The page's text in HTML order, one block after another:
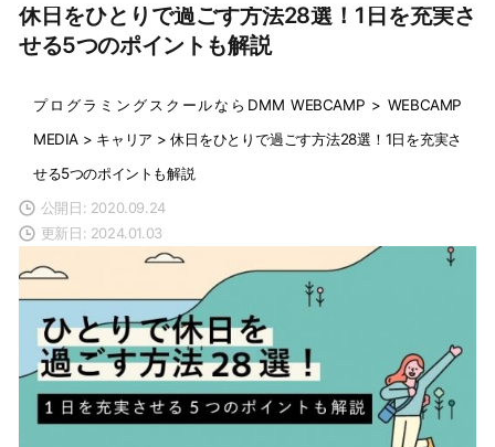
休日をひとりで過ごす方法28選！1日を充実さ
せる5つのポイントも解説
プログラミングスクールならDMM WEBCAMP > WEBCAMP
MEDIA > キャリア >休日をひとりで過ごす方法28選！1日を充実さ
せる5つのポイントも解説
公開日: 2020.09.24
更新日: 2024.01.03